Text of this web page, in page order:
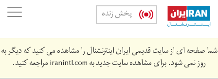
Skip
main
content
پخش زنده
شما صفحه ای از سایت قدیمی ایران اینترنشنال را مشاهده می کنید که دیگر به
روز نمی شود. برای مشاهده سایت جدید بهiranintl.comمراجعه کنید.